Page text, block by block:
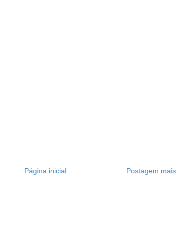
Postagem
Página inicial